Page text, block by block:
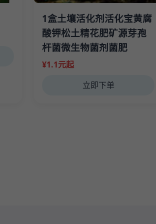
1盒土壤活化剂活化宝黄腐
酸钾松土精花肥矿源芽孢
杆菌微生物菌剂菌肥
¥1.1元起
立即下单